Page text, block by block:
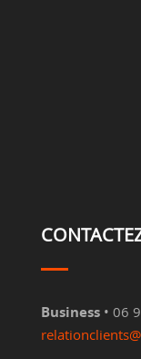
Business • 06